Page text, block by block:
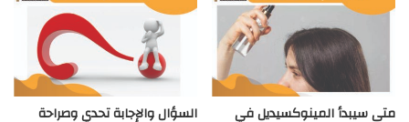
متى سيبدأ المينوكسيديل في السؤال والإجابة تحدي وصراحة